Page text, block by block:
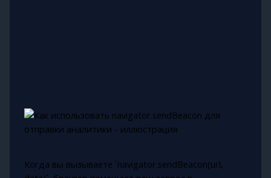
Когда вы вызываете `navigator.sendBeacon(url,